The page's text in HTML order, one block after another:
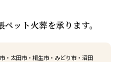
ット火葬を承ります。
・ 太田市 ・ 桐生市 ・ みどり市 ・ 沼田